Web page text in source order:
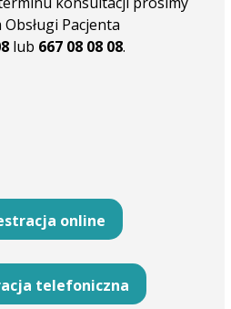
Pacjenta
lub 667 08 08 08.
online
telefoniczna